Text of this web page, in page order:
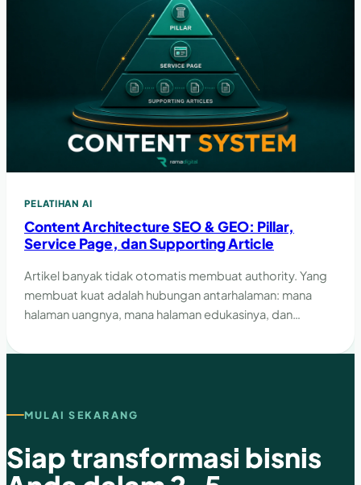
PELATIHAN AI
Content Architecture SEO & GEO: Pillar,
Service Page, dan Supporting Article
Artikel banyak tidak otomatis membuat authority. Yang
membuat kuat adalah hubungan antarhalaman: mana
halaman uangnya, mana halaman edukasinya, dan
MULAI SEKARANG
Siap transformasi bisnis